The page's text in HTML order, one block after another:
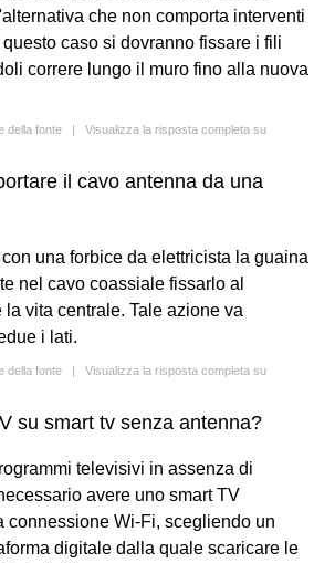
che non comporta interventi
caso si dovranno fissare i fili
correre lungo il muro fino alla nuova
della fonte | Visualizza la risposta completa su
il cavo antenna da una
una forbice da elettricista la guaina
nel cavo coassiale fissarlo al
la vita centrale. Tale azione va
i lati.
della fonte | Visualizza la risposta completa su
su smart tv senza antenna?
televisivi in assenza di
avere uno smart TV
connessione Wi-Fi, scegliendo un
digitale dalla quale scaricare le